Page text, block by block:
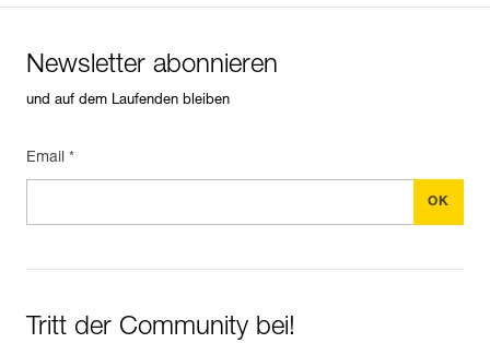
Newsletter abonnieren
und auf dem Laufenden bleiben
Email *
Tritt der Community bei!